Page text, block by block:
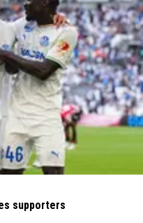
+ 794
plus sur la stabilité de
un travail de plusieurs
. Depuis l'ére Tapie Cobien
- l'OL ou Lens ils ont un
supporters